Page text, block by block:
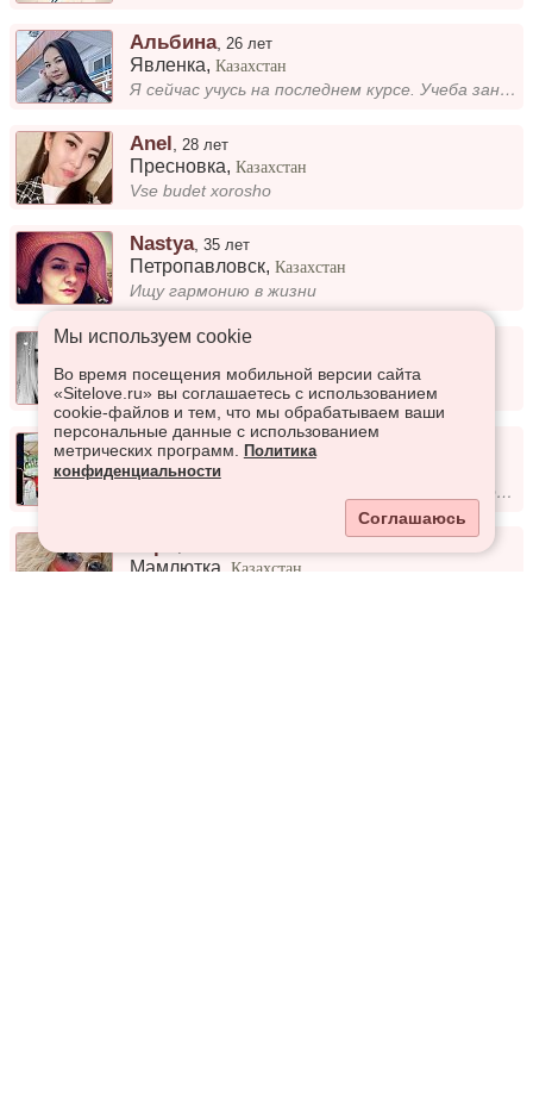
Альбина,26 лет
Явленка,Казахстан
Я сейчас учусь на последнем курсе. Учеба занимает много времени, но я стараюсь находить баланс между занятиями и личной...
Anel 28 лет
Пресновка,Казахстан
Vse budet xorosho
Nastya,35 лет
Петропавловск,Казахстан
Ищу гармонию в жизни
М-Арина,24 года
Петропавловск,Казахстан
.
Сашенька, 34 года
Рузаевка,
Я человек, который заботится о своём здоровье. Не курю, не употребляю алкоголь, стараюсь вести активный образ жизни и сл...
Мамлютка ,Казахстан
Мы используем сookie
Во время посещения мобильной версии сайта
«Sitelove.ru» вы соглашаетесь с использованием
cookie-файлов и тем, что мы обрабатываем ваши
персональные данные с использованием
метрических программ.
Политика
конфиденциальности
Соглашаюсь